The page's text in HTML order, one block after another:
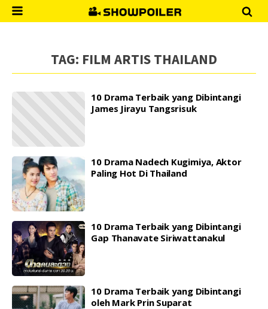
TAG: FILM ARTIS THAILAND
10 Drama Terbaik yang Dibintangi
James Jirayu Tangsrisuk
10 Drama Nadech Kugimiya, Aktor
Paling Hot Di Thailand
10 Drama Terbaik yang Dibintangi
Gap Thanavate Siriwattanakul
10 Drama Terbaik yang Dibintangi
oleh Mark Prin Suparat